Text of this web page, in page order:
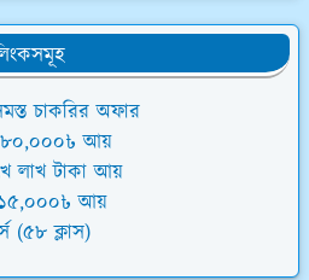
চাকরির অফার
৮০,০০০৳ আয়
লাখ টাকা আয়
১৫,০০০৳ আয়
(৫৮ ক্লাস)